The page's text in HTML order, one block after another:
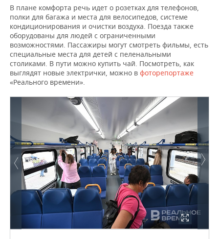
В плане комфорта речь идет о розетках для телефонов,
полки для багажа и места для велосипедов, системе
кондиционирования и очистки воздуха. Поезда также
оборудованы для людей с ограниченными
возможностями. Пассажиры могут смотреть фильмы, есть
специальные места для детей с пеленальными
столиками. В пути можно купить чай. Посмотреть, как
выглядят новые электрички, можно в фоторепортаже
«Реального времени».